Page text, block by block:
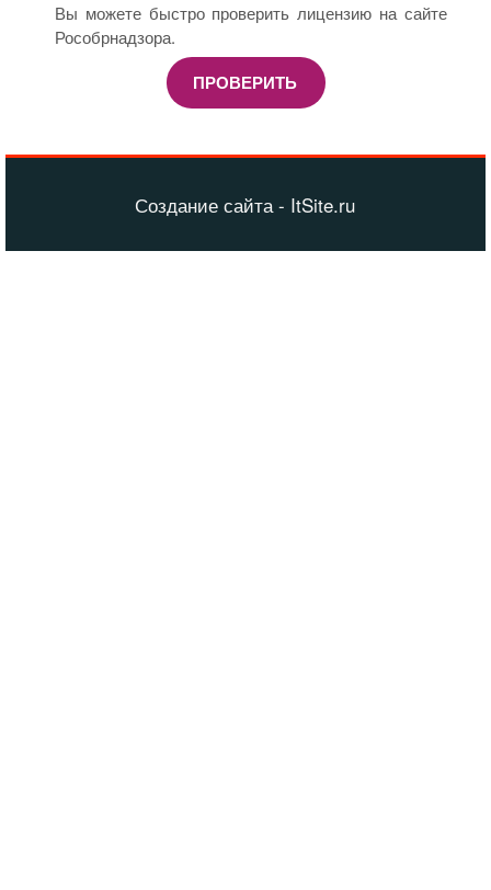
Вы можете быстро проверить лицензию на сайте
Рособрнадзора.
ПРОВЕРИТЬ
Создание сайта - ItSite.ru